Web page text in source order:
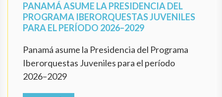
PANAMÁ ASUME LA PRESIDENCIA DEL
PROGRAMA IBERORQUESTAS JUVENILES
PARA EL PERÍODO 2026–2029
Panamá asume la Presidencia del Programa
Iberorquestas Juveniles para el período
2026–2029